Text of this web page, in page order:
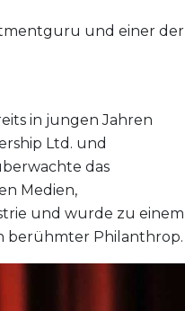
und einer der
in jungen Jahren
Ltd. und
das
Medien,
und wurde zu einem
berühmter Philanthrop.